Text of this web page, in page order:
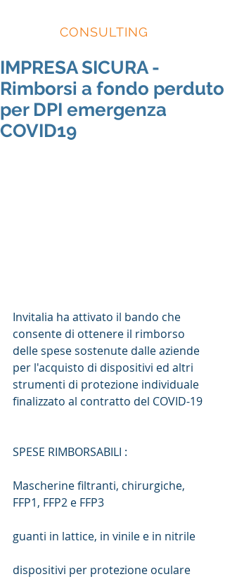
CONSULTING
IMPRESA SICURA -
Rimborsi a fondo perduto
per DPI emergenza
COVID19
Invitalia ha attivato il bando che
consente di ottenere il rimborso
delle spese sostenute dalle aziende
per l'acquisto di dispositivi ed altri
strumenti di protezione individuale
finalizzato al contratto del COVID-19
SPESE RIMBORSABILI :
Mascherine filtranti, chirurgiche,
FFP1, FFP2 e FFP3
guanti in lattice, in vinile e in nitrile
dispositivi per protezione oculare